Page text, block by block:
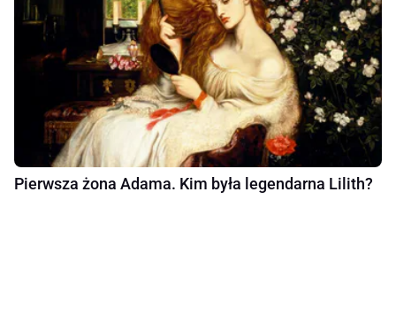
Pierwsza żona Adama. Kim była legendarna Lilith?